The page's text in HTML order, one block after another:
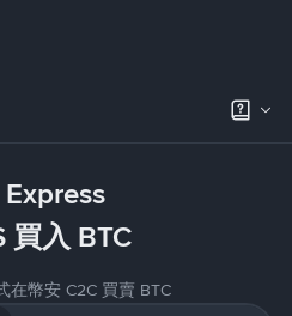
買入 BTC
在幣安 C2C 買賣 BTC